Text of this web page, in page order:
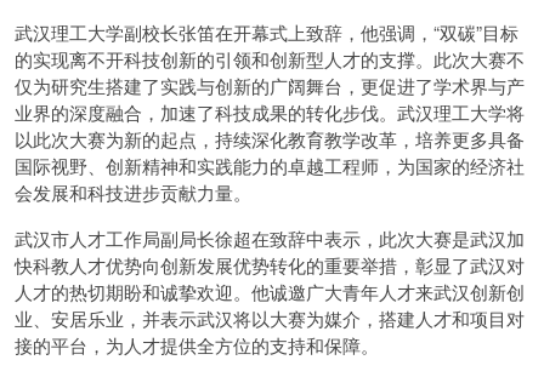
武汉理工大学副校长张笛在开幕式上致辞，他强调，“双碳”目标
的实现离不开科技创新的引领和创新型人才的支撑。此次大赛不
仅为研究生搭建了实践与创新的广阔舞台，更促进了学术界与产
业界的深度融合，加速了科技成果的转化步伐。武汉理工大学将
以此次大赛为新的起点，持续深化教育教学改革，培养更多具备
国际视野、创新精神和实践能力的卓越工程师，为国家的经济社
会发展和科技进步贡献力量。
武汉市人才工作局副局长徐超在致辞中表示，此次大赛是武汉加
快科教人才优势向创新发展优势转化的重要举措，彰显了武汉对
人才的热切期盼和诚挚欢迎。他诚邀广大青年人才来武汉创新创
业、安居乐业，并表示武汉将以大赛为媒介，搭建人才和项目对
接的平台，为人才提供全方位的支持和保障。